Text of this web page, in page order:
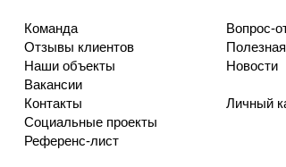
Команда
Отзывы клиентов
Наши объекты
Вакансии
Контакты
Социальные проекты
Референс-лист
Вопрос-
Новости
Личный